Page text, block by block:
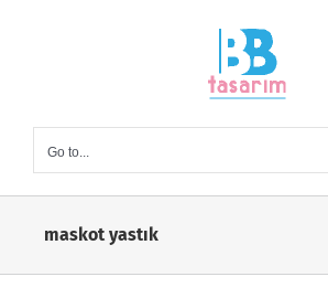
Go to...
maskot yastık